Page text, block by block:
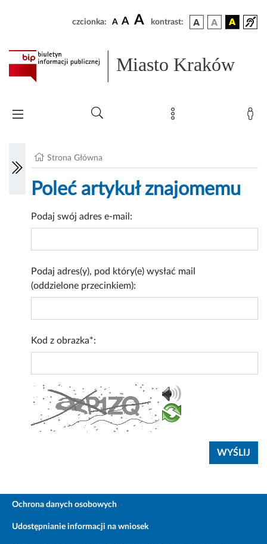
czcionka: A A A kontrast:
Miasto Kraków
Strona Główna
Poleć artykuł znajomemu
Podaj swój adres e-mail:
Podaj adres(y), pod który(e) wysłać mail
(oddzielone przecinkiem):
Kod z obrazka*:
Ochrona danych osobowych
Udostępnianie informacji na wniosek